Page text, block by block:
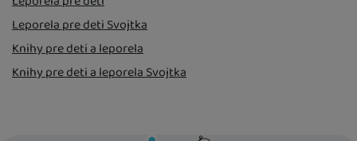
Leporela pre deti Svojtka
Knihy pre deti a leporela
Knihy pre deti a leporela Svojtka